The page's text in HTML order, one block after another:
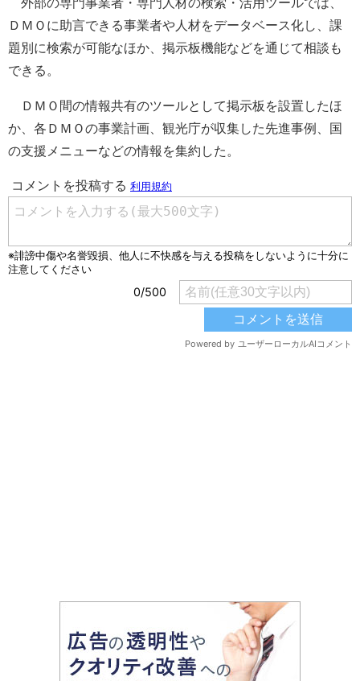
外部の専門事業者・専門人材の検索・活用ツールでは、
ＤＭＯに助言できる事業者や人材をデータベース化し、課
題別に検索が可能なほか、掲示板機能などを通じて相談も
できる。
ＤＭＯ間の情報共有のツールとして掲示板を設置したほ
か、各ＤＭＯの事業計画、観光庁が収集した先進事例、国
の支援メニューなどの情報を集約した。